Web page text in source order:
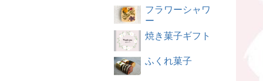
フラワーシャワ
ー
焼き菓子ギフト
ふくれ菓子